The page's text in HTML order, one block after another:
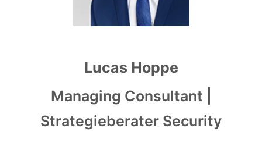
Lucas Hoppe
Managing Consultant |
Strategieberater Security